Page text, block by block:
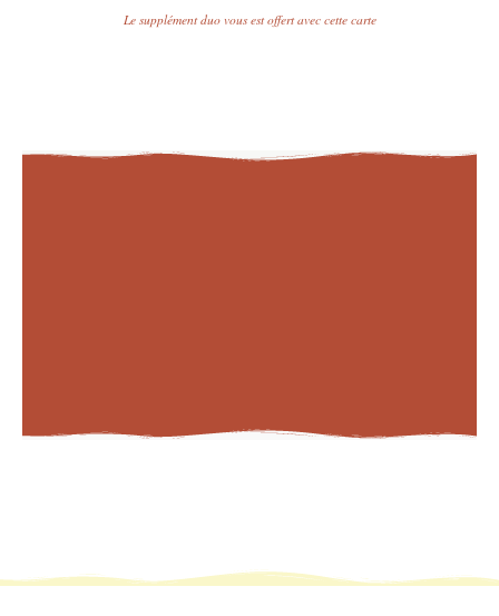
Le supplément duo vous est offert avec cette carte